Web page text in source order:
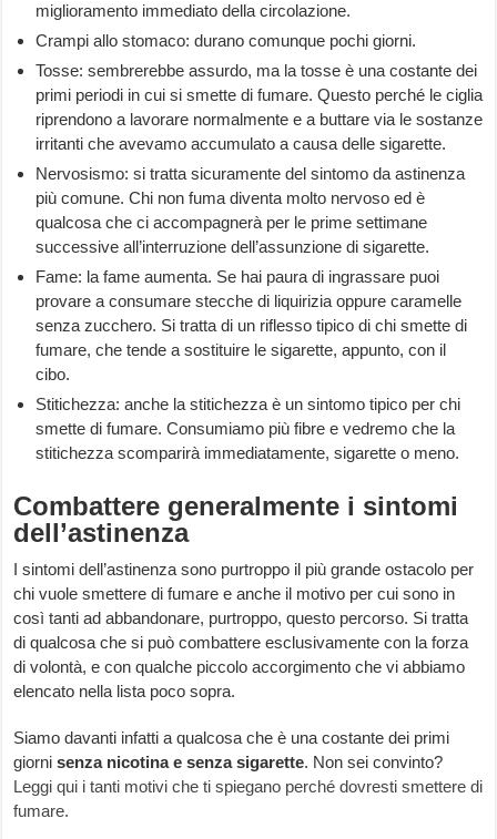
miglioramento immediato della circolazione.
Crampi allo stomaco: durano comunque pochi giorni.
Tosse: sembrerebbe assurdo, ma la tosse è una costante dei
primi periodi in cui si smette di fumare. Questo perché le ciglia
riprendono a lavorare normalmente e a buttare via le sostanze
irritanti che avevamo accumulato a causa delle sigarette.
Nervosismo: si tratta sicuramente del sintomo da astinenza
più comune. Chi non fuma diventa molto nervoso ed è
qualcosa che ci accompagnerà per le prime settimane
successive all’interruzione dell’assunzione di sigarette.
Fame: la fame aumenta. Se hai paura di ingrassare puoi
provare a consumare stecche di liquirizia oppure caramelle
senza zucchero. Si tratta di un riflesso tipico di chi smette di
fumare, che tende a sostituire le sigarette, appunto, con il
cibo.
Stitichezza: anche la stitichezza è un sintomo tipico per chi
smette di fumare. Consumiamo più fibre e vedremo che la
stitichezza scomparirà immediatamente, sigarette o meno.
Combattere generalmente i sintomi
dell’astinenza
I sintomi dell’astinenza sono purtroppo il più grande ostacolo per
chi vuole smettere di fumare e anche il motivo per cui sono in
così tanti ad abbandonare, purtroppo, questo percorso. Si tratta
di qualcosa che si può combattere esclusivamente con la forza
di volontà, e con qualche piccolo accorgimento che vi abbiamo
elencato nella lista poco sopra.
Siamo davanti infatti a qualcosa che è una costante dei primi
giornisenza nicotina e senza sigarette. Non sei convinto?
Leggi qui i tanti motivi che ti spiegano perché dovresti smettere di
fumare.